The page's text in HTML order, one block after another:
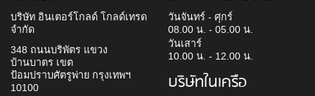
บริษัท อินเตอร์โกลด์ โกลด์เทรด
จำกัด
348 ถนนบริพัตร แขวง
บ้านบาตร เขต
ป้อมปราบศัตรูพ่าย กรุงเทพฯ
10100
วันจันทร์ - ศุกร์
08.00 น. - 05.00 น.
วันเสาร์
10.00 น. - 12.00 น.
บริษัทในเครือ